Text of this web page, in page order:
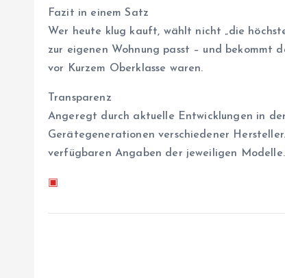
Fazit in einem Satz
Wer heute klug kauft, wählt nicht „die
zur eigenen Wohnung passt – und bekommt
vor Kurzem Oberklasse waren.
Transparenz
Angeregt durch aktuelle Entwicklungen in
Gerätegenerationen verschiedener
verfügbaren Angaben der jeweiligen Modelle.
▣